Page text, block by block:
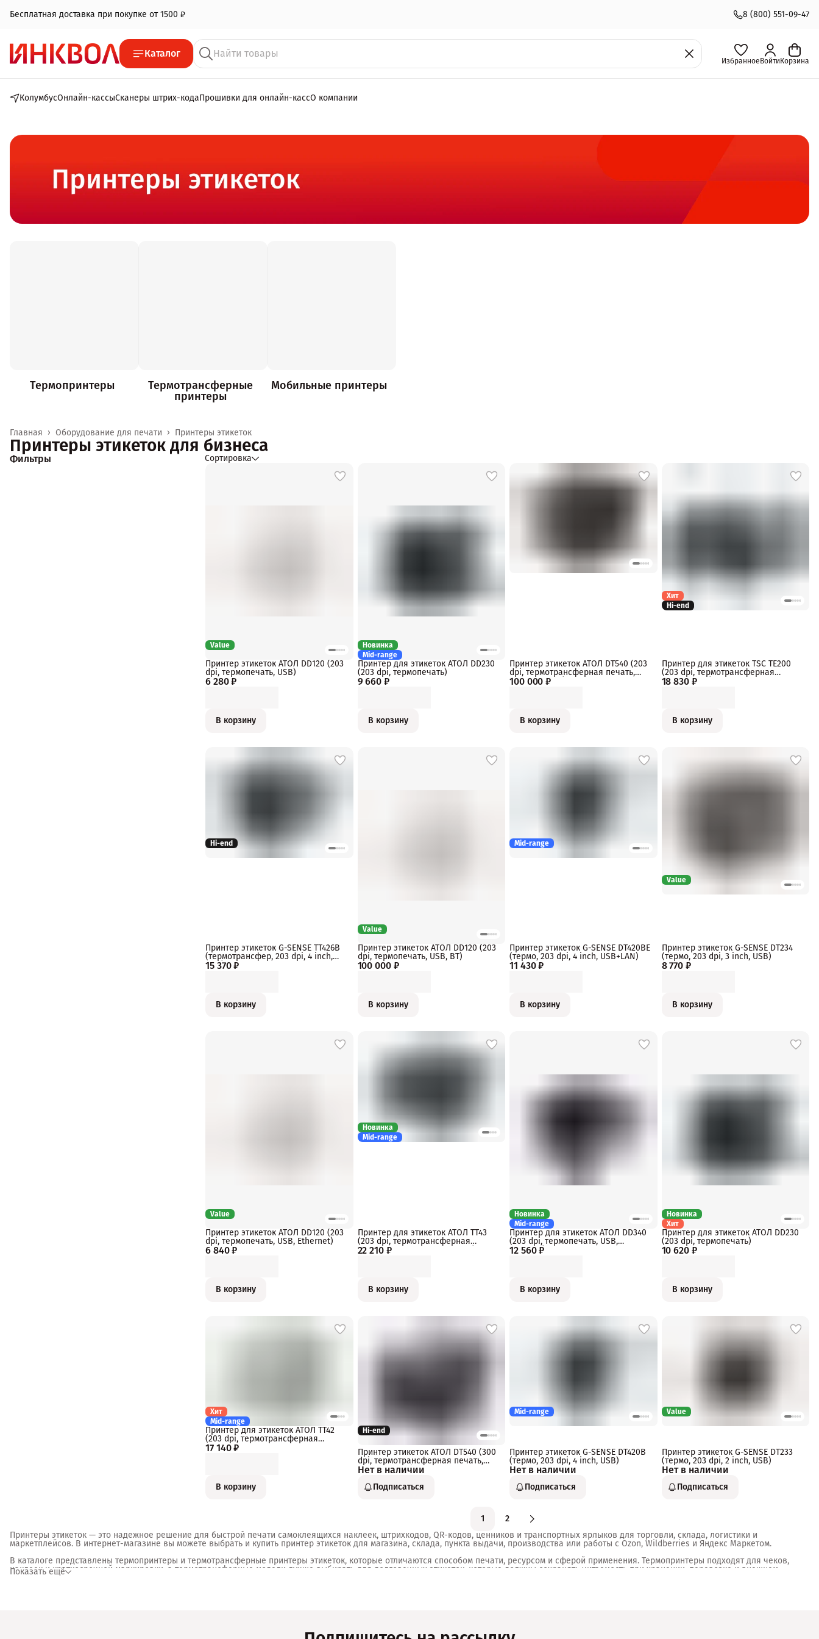
Бесплатная доставка при покупке от 1500 ₽ 8 (800) 551-09-47
Каталог
Избранное Войти Корзина
КолумбусОнлайн-кассыСканеры штрих-кодаПрошивки для онлайн-кассО компании
Термопринтеры
Термотрансферные
принтеры
Мобильные принтеры
Принтеры этикеток
Оборудование для печати ›
Главная ›
Принтеры этикеток для бизнеса
Фильтры Сортировка
Value
6 280 ₽
Принтер этикеток АТОЛ DD120 (203
dpi, термопечать, USB)
В корзину
Новинка
Mid-range
9 660 ₽
Принтер для этикеток АТОЛ DD230
(203 dpi, термопечать)
В корзину
100 000 ₽
Принтер этикеток АТОЛ DT540 (203
dpi, термотрансферная печать,
USB, Ethernet) ширина печати 108
В корзину
Хит
Hi-end
18 830 ₽
Принтер для этикеток TSC TE200
(203 dpi, термотрансферная
печать, USB)
В корзину
Hi-end
15 370 ₽
Принтер этикеток G-SENSE TT426B
(термотрансфер, 203 dpi, 4 inch,
USB)
В корзину
Value
100 000 ₽
Принтер этикеток АТОЛ DD120 (203
dpi, термопечать, USB, BT)
В корзину
Mid-range
11 430 ₽
Принтер этикеток G-SENSE DT420BE
(термо, 203 dpi, 4 inch, USB+LAN)
В корзину
Value
8 770 ₽
Принтер этикеток G-SENSE DT234
(термо, 203 dpi, 3 inch, USB)
В корзину
Value
6 840 ₽
Принтер этикеток АТОЛ DD120 (203
dpi, термопечать, USB, Ethernet)
В корзину
Новинка
Mid-range
22 210 ₽
Принтер для этикеток АТОЛ TT43
(203 dpi, термотрансферная
печать, USB, RS-232, Ethernet)
В корзину
Новинка
Mid-range
12 560 ₽
Принтер для этикеток АТОЛ DD340
(203 dpi, термопечать, USB,
Ethernet)
В корзину
Новинка
Хит
10 620 ₽
Принтер для этикеток АТОЛ DD230
(203 dpi, термопечать)
В корзину
Хит
Mid-range
17 140 ₽
Принтер для этикеток АТОЛ TT42
(203 dpi, термотрансферная
печать, USB, Ethernet)
В корзину
Hi-end
Нет в наличии
Принтер этикеток АТОЛ DT540 (300
dpi, термотрансферная печать,
USB, Ethernet) ширина печати 108
Подписаться
Mid-range
Нет в наличии
Принтер этикеток G-SENSE DT420B
(термо, 203 dpi, 4 inch, USB)
Подписаться
Value
Нет в наличии
Принтер этикеток G-SENSE DT233
(термо, 203 dpi, 2 inch, USB)
Подписаться
1
2
Принтеры этикеток — это надежное решение для быстрой печати самоклеящихся наклеек, штрихкодов, QR-кодов, ценников и транспортных ярлыков для торговли, склада, логистики и
маркетплейсов. В интернет-магазине вы можете выбрать и купить принтер этикеток для магазина, склада, пункта выдачи, производства или работы с Ozon, Wildberries и Яндекс Маркетом.
В каталоге представлены термопринтеры и термотрансферные принтеры этикеток, которые отличаются способом печати, ресурсом и сферой применения. Термопринтеры подходят для чеков,
наклеек и краткосрочной маркировки, а термотрансферные модели лучше выбирать для долговечных этикеток, которые должны сохранять читаемость при хранении, перевозке и внешнем
воздействии.
Показать ещё